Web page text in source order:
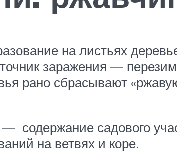
на листьях
заражения —
рано сбрасывают
содержание садового
на ветвях и коре.